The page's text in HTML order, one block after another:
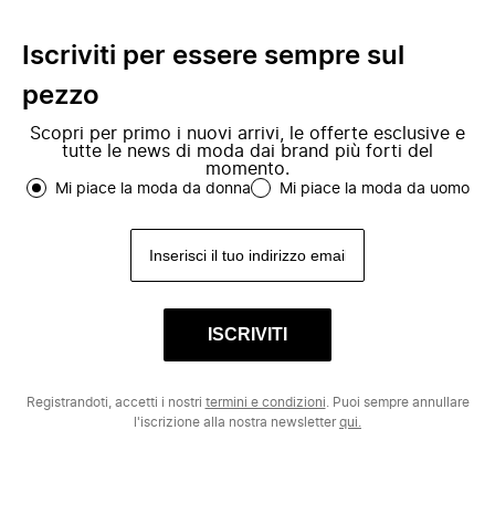
Iscriviti per essere sempre sul
pezzo
Scopri per primo i nuovi arrivi, le offerte esclusive e
tutte le news di moda dai brand più forti del
momento.
Mi piace la moda da donna Mi piace la moda da uomo
ISCRIVITI
Registrandoti, accetti i nostri termini e condizioni . Puoi sempre annullare
l'iscrizione alla nostra newsletterqui.